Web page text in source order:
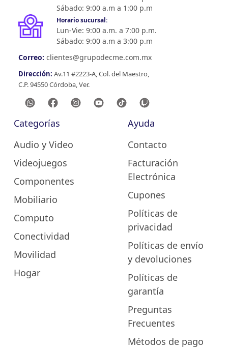
Sábado: 9:00 a.m a 1:00 p.m
Horario sucursal:
Lun-Vie: 9:00 a.m. a 7:00 p.m.
Sábado: 9:00 a.m a 3:00 p.m
Correo: clientes@grupodecme.com.mx
Dirección: Av.11 #2223-A, Col. del Maestro,
C.P. 94550 Córdoba, Ver.
Categorías
Audio y Video
Videojuegos
Componentes
Mobiliario
Computo
Conectividad
Movilidad
Hogar
Ayuda
Contacto
Facturación
Electrónica
Cupones
Políticas de
privacidad
Políticas de envío
y devoluciones
Políticas de
garantía
Preguntas
Frecuentes
Métodos de pago